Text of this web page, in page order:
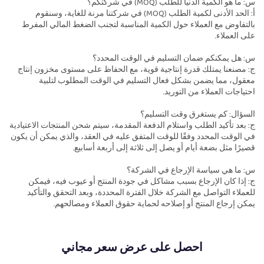
أ: الحد الأدنى لكمية الطلب (MOQ) في شركتنا مرنة للغاية، وسنقوم
بالتفاوض مع العملاء حول الكمية المناسبة لتجنب الضغط المالي المفرط
على العملاء.
س: هل يمكنكم ضمان التسليم في الوقت المحدد؟
ج: مصنعنا يمتلك قدرة إنتاجية قوية، مع الحفاظ على مستوى مخزون إنتاج
معقول، مما يضمن بشكل فعال التسليم في الوقت المطلوب لتلبية
احتياجات العملاء من التوريد.
السؤال: كم يستغرق وقت التسليم؟
ج: بعد تأكيد الطلب واستلام الدفعة المقدمة، سيتم شحن المنتجات الاعتيادية
في الوقت المحدد وفقًا للوقت المتفق عليه في العقد، والذي يمكن أن يكون
قصيرًا مثل بضعة أيام أو يصل إلى ثلاثة إلى أربعة أسابيع.
س: ما هي سياسة الإرجاع في الشركة؟
ج: إذا كان الإرجاع بسبب مشاكل في جودة المنتج أو عيوب فيه، فيمكن
للعملاء التواصل مع الشركة خلال الفترة المحددة، وبعد التحقق والتأكيد
يمكن إرجاع المنتج أو إصلاحه لحماية حقوق العملاء ومصالحهم.
احصل على عرض سعر مجاني